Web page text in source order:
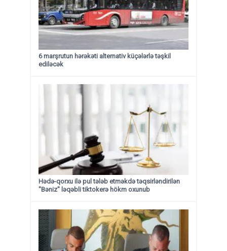
6 marşrutun hərəkəti alternativ küçələrlə təşkil
ediləcək
Hədə-qorxu ilə pul tələb etməkdə təqsirləndirilən
"Bəniz" ləqəbli tiktokerə hökm oxunub